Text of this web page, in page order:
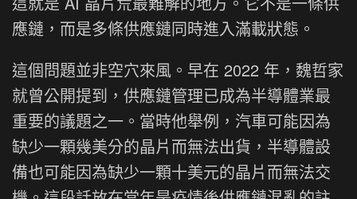
應鏈，而是多條供應鏈同時進入滿載狀態。
這個問題並非空穴來風。早在 2022 年，魏哲家
就曾公開提到，供應鏈管理已成為半導體業最
重要的議題之一。當時他舉例，汽車可能因為
缺少一顆幾美分的晶片而無法出貨，半導體設
備也可能因為缺少一顆十美元的晶片而無法交